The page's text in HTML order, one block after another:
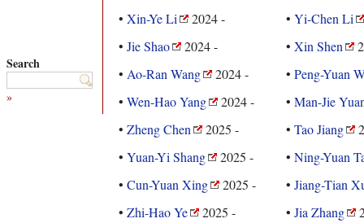
Search
»
• Xin-Ye Li 2024 - • Yi-Chen Li
• Jie Shao 2024 - • Xin Shen
• Ao-Ran Wang 2024 - • Peng-Yuan
• Wen-Hao Yang 2024 - • Man-Jie
• Zheng Chen 2025 - • Tao Jiang
• Yuan-Yi Shang 2025 - • Ning-Yuan
• Cun-Yuan Xing 2025 - • Jiang-Tian
• Zhi-Hao Ye 2025 - • Jia Zhang